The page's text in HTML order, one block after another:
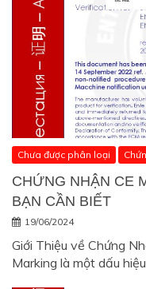
Chưa được phân loại
CHỨNG NHẬN CE
BẠN CẦN BIẾT
19/06/2024
Giới Thiệu về Chứng
Marking là một dấu hiệu…